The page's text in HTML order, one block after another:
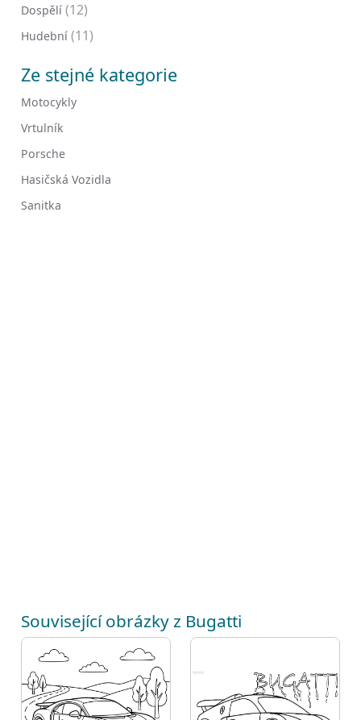
Dospělí (12)
Hudební (11)
Ze stejné kategorie
Motocykly
Vrtulník
Porsche
Hasičská Vozidla
Sanitka
Související obrázky z Bugatti